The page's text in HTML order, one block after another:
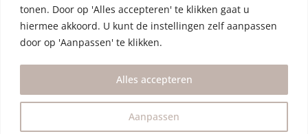
tonen. Door op 'Alles accepteren' te klikken gaat u
hiermee akkoord. U kunt de instellingen zelf aanpassen
door op 'Aanpassen' te klikken.
Aanpassen
Alles accepteren